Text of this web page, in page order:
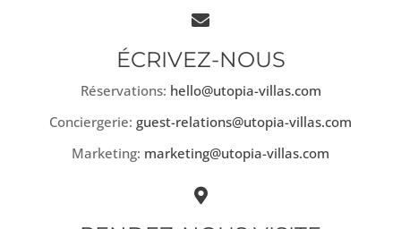
ÉCRIVEZ-NOUS
Réservations: hello@utopia-villas.com
Conciergerie: guest-relations@utopia-villas.com
Marketing: marketing@utopia-villas.com